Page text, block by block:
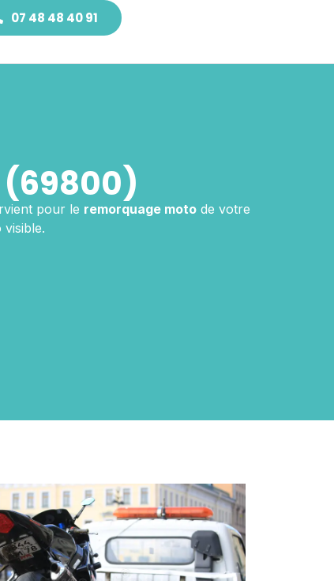
07 48 48 40 91
pour le remorquage motode votre